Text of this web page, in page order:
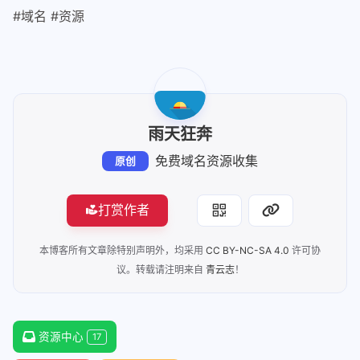
#域名 #资源
雨天狂奔
原创 免费域名资源收集
打赏作者
本博客所有文章除特别声明外，均采用 CC BY-NC-SA 4.0 许可协
议。转载请注明来自 青云志！
资源中心 17